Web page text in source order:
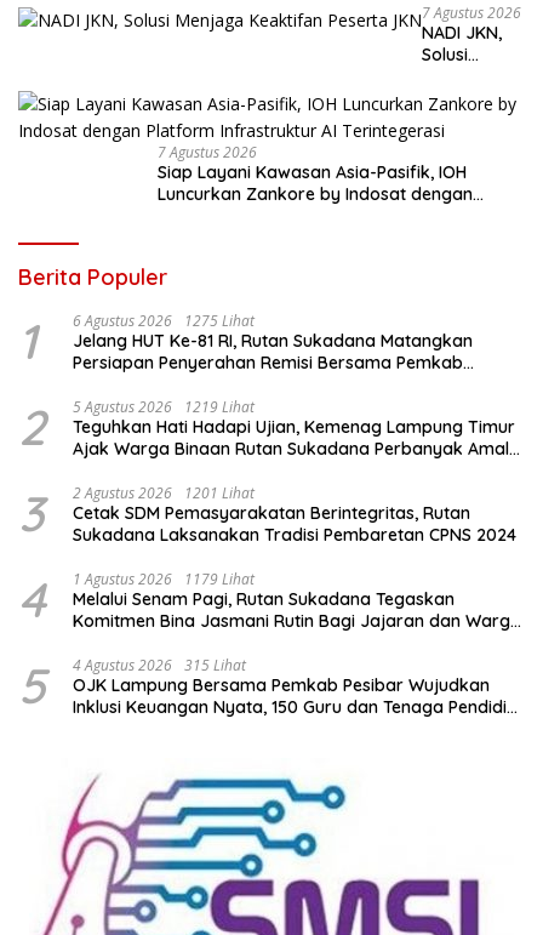
Petugas dan Warga Binaan
7 Agustus 2026
NADI JKN,
Solusi
Keaktifan
Peserta JKN
7 Agustus 2026
Siap Layani Kawasan Asia-Pasifik, IOH
Luncurkan Zankore by Indosat dengan
Berita Populer
1 6 Agustus 2026 1275 Lihat
Jelang HUT Ke-81 RI, Rutan Sukadana Matangkan
Persiapan Penyerahan Remisi Bersama Pemkab
2 5 Agustus 2026 1219 Lihat
Teguhkan Hati Hadapi Ujian, Kemenag Lampung Timur
Ajak Warga Binaan Rutan Sukadana Perbanyak Amal
3 2 Agustus 2026 1201 Lihat
Cetak SDM Pemasyarakatan Berintegritas, Rutan
Sukadana Laksanakan Tradisi Pembaretan CPNS 2024
4 1 Agustus 2026 1179 Lihat
Melalui Senam Pagi, Rutan Sukadana Tegaskan
Komitmen Bina Jasmani Rutin Bagi Jajaran dan Warga
5 4 Agustus 2026 315 Lihat
OJK Lampung Bersama Pemkab Pesibar Wujudkan
Inklusi Keuangan Nyata, 150 Guru dan Tenaga Pendidik